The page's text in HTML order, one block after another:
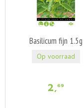
Basilicum fijn 1.5g
2,69
Op voorraad